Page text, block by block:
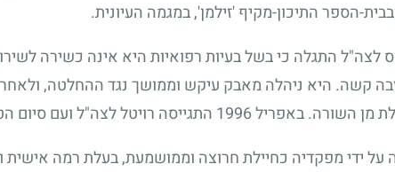
הספר התיכון-מקיף 'זילמן', במגמה העיונית.
לצה"ל התגלה כי בשל בעיות רפואיות היא אינה כשירה
קשה. היא ניהלה מאבק עיקש וממושך נגד ההחלטה,
מן השורה. באפריל1996 התגייסה רויטל לצה"ל ועם סיום
על ידי מפקדיה כחיילת חרוצה וממושמעת, בעלת רמה